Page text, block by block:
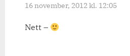
16 november, 2012 kl. 12:05
Nett –